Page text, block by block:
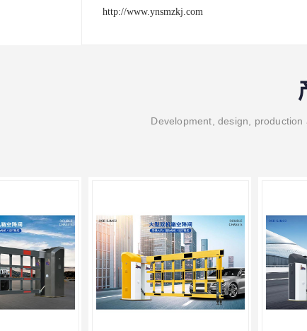
http://www.ynsmzkj.com
Development, design,